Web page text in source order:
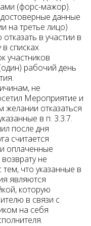
(форс-мажор).
достоверные данные
на третье лицо)
в участии в
списках
участников
рабочий день
не
Мероприятие и
отказаться
в п. 3.3.7.
после дня
считается
оплаченные
не
что указанные в
являются
которую
в связи с
на себя